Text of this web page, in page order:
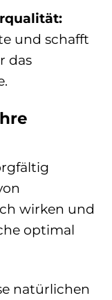
und schafft
das
wirken und
optimal
natürlichen